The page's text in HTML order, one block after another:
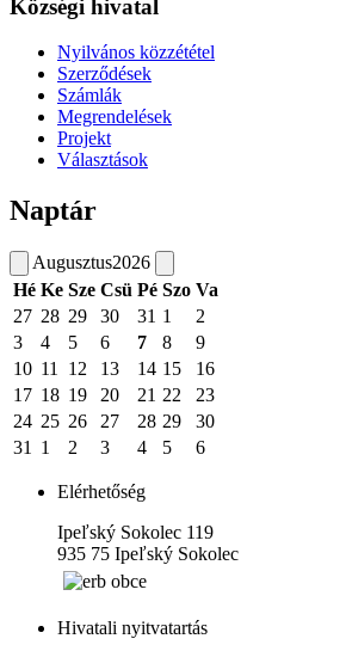
Községi hivatal
Nyilvános közzététel
Szerződések
Számlák
Megrendelések
Projekt
Választások
Naptár
Augusztus2026
Hé Ke Sze Csü Pé Szo Va
27 28 29 30 31 1
2
3
4 5 6 7 8
9
10 11 12 13 14 15
16
17 18 19 20 21 22
23
24 25 26 27 28 29
30
31
1 2 3 4 5 6
Elérhetőség
Ipeľský Sokolec 119
935 75 Ipeľský Sokolec
Hivatali nyitvatartás